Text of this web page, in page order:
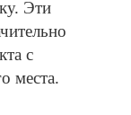
Эти
с
места.